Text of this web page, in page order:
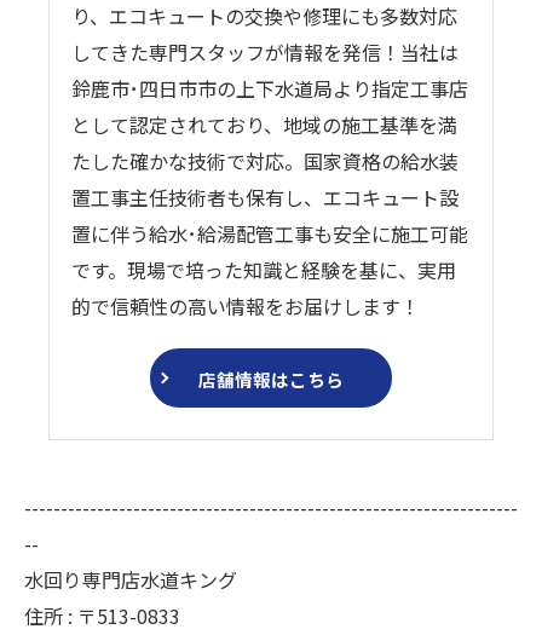
り、エコキュートの交換や修理にも多数対応
してきた専門スタッフが情報を発信！当社は
鈴鹿市･四日市市の上下水道局より指定工事店
として認定されており、地域の施工基準を満
たした確かな技術で対応。国家資格の給水装
置工事主任技術者も保有し、エコキュート設
置に伴う給水･給湯配管工事も安全に施工可能
です。現場で培った知識と経験を基に、実用
的で信頼性の高い情報をお届けします！
店舗情報はこちら
--------------------------------------------------------------------
--
水回り専門店水道キング
住所 : 〒513-0833